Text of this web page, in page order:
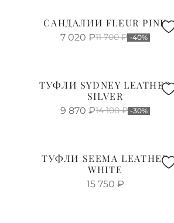
САНДАЛИИ FLEUR PINK
7 020 ₽11 700 ₽ -40%
ТУФЛИ SYDNEY LEATHER
SILVER
9 870 ₽14 100 ₽ -30%
ТУФЛИ SEEMA LEATHER
WHITE
15 750 ₽